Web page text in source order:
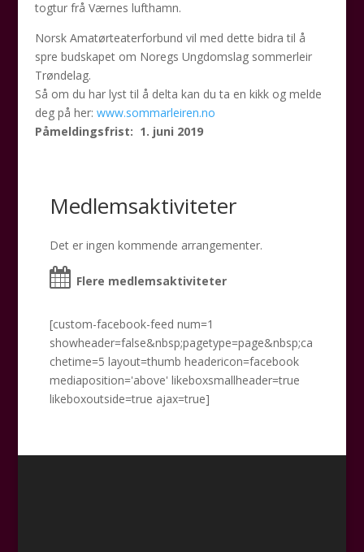
togtur frå Værnes lufthamn.
Norsk Amatørteaterforbund vil med dette bidra til å
spre budskapet om Noregs Ungdomslag sommerleir
Trøndelag.
Så om du har lyst til å delta kan du ta en kikk og melde
deg på her: www.sommarleiren.no
Påmeldingsfrist: 1. juni 2019
Medlemsaktiviteter
Det er ingen kommende arrangementer.
Flere medlemsaktiviteter
[custom-facebook-feed num=1
showheader=false&nbsp;pagetype=page&nbsp;ca
chetime=5 layout=thumb headericon=facebook
mediaposition='above' likeboxsmallheader=true
likeboxoutside=true ajax=true]